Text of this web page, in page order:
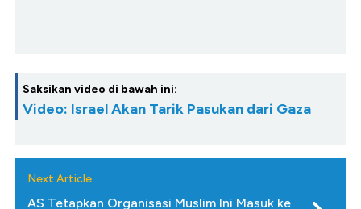
Saksikan video di bawah ini:
Video: Israel Akan Tarik Pasukan dari Gaza
Next Article
AS Tetapkan Organisasi Muslim Ini Masuk ke